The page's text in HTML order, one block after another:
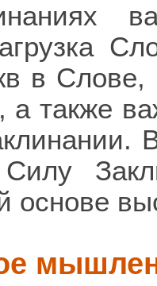
в Слове,
а также
основе